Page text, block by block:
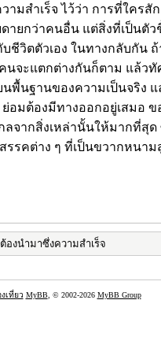
มสำเร็จ ไว้ว่า การที่ใค
ยกว่าคนอื่น แต่สิ่งที่เป็นตั
วิตตัวเอง ในทางกลับกัน
จะแตกต่างกันก็ตาม แล้ว
นพื้นฐานของความเป็นจริ
อมต้องมีทางออกอยู่เสมอ
จากสิ่งเหล่านั้นให้มากที่
รคต่าง ๆ ที่เป็นขวากหน
องนำมาซึ่งความสำเร็จ
เที่ยว MyBB, © 2002-2026 MyBB Group